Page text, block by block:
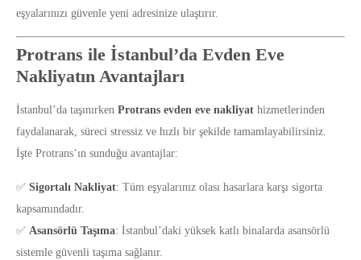
eşyalarınızı güvenle yeni adresinize ulaştırır.
Protrans ile İstanbul’da Evden Eve
Nakliyatın Avantajları
İstanbul’da taşınırken Protrans evden eve nakliyat hizmetlerinden
faydalanarak, süreci stressiz ve hızlı bir şekilde tamamlayabilirsiniz.
İşte Protrans’ın sunduğu avantajlar:
✅ Sigortalı Nakliyat: Tüm eşyalarınız olası hasarlara karşı sigorta
kapsamındadır.
✅ Asansörlü Taşıma: İstanbul’daki yüksek katlı binalarda asansörlü
sistemle güvenli taşıma sağlanır.